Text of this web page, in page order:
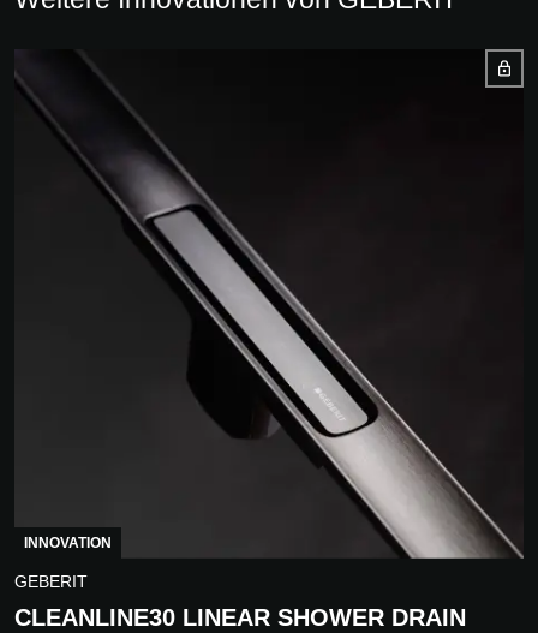
INNOVATION
GEBERIT
CLEANLINE30 LINEAR SHOWER DRAIN